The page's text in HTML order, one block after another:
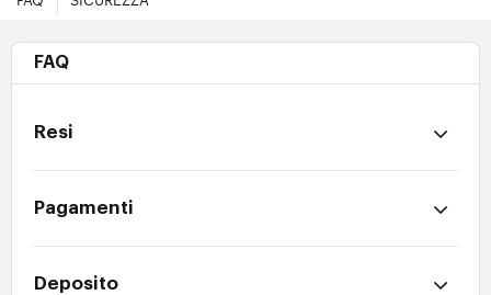
FAQ
Resi
Pagamenti
Deposito